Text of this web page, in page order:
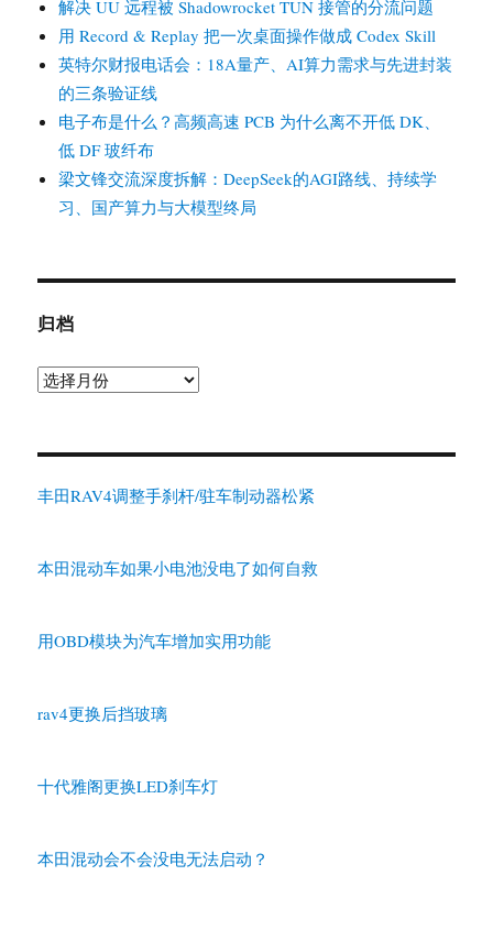
解决 UU 远程被 Shadowrocket TUN 接管的分流问题
用 Record & Replay 把一次桌面操作做成 Codex Skill
英特尔财报电话会：18A量产、AI算力需求与先进封装
的三条验证线
电子布是什么？高频高速 PCB 为什么离不开低 DK、
低 DF 玻纤布
梁文锋交流深度拆解：DeepSeek的AGI路线、持续学
习、国产算力与大模型终局
归档
归
丰田RAV4调整手刹杆/驻车制动器松紧
本田混动车如果小电池没电了如何自救
用OBD模块为汽车增加实用功能
rav4更换后挡玻璃
十代雅阁更换LED刹车灯
本田混动会不会没电无法启动？